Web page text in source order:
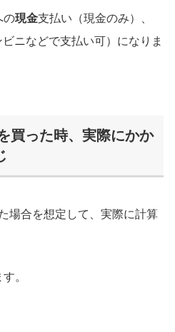
の現金支払い（現金のみ）、
ニなどで支払い可）になりま
買った時、実際にかか
場合を想定して、実際に計算
。